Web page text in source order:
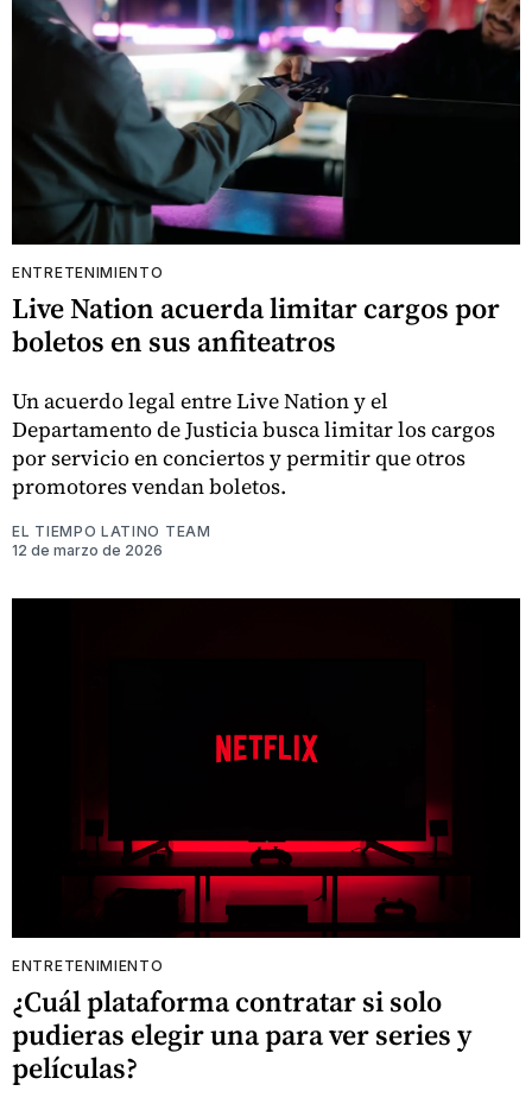
ENTRETENIMIENTO
Live Nation acuerda limitar cargos por
boletos en sus anfiteatros
Un acuerdo legal entre Live Nation y el
Departamento de Justicia busca limitar los cargos
por servicio en conciertos y permitir que otros
promotores vendan boletos.
EL TIEMPO LATINO TEAM
12 de marzo de 2026
ENTRETENIMIENTO
¿Cuál plataforma contratar si solo
pudieras elegir una para ver series y
películas?